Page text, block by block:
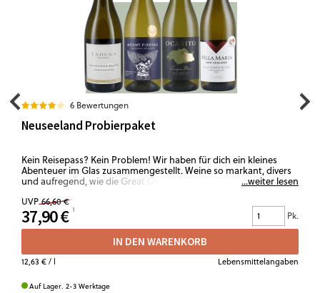
6 Bewertungen
Neuseeland Probierpaket
Kein Reisepass? Kein Problem! Wir haben für dich ein kleines
Abenteuer im Glas zusammengestellt. Weine so markant, divers
und aufregend, wie die Great Ocean Road. Die Auswahl
Klarheit, die sofort gute Laune macht. Perfekt für Fans intensiver
Weißweine, die Lust auf etwas Unkonventionelles habe
...weiter lesen
UVP 66,60 €
37,90 € Pk.
IN DEN WARENKORB
12,63 €/ l Lebensmittelangaben
Auf Lager. 2-3 Werktage